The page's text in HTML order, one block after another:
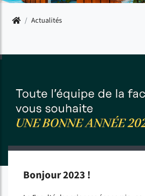
Accueil
/ Actualités
Bonjour 2023 !